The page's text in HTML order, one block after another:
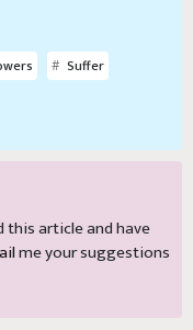
Suffer
this article and have
me your suggestions